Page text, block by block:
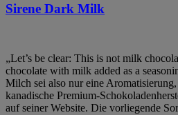
Sirene Dark Milk
„Let’s be clear: This is not milk
chocolate with milk added as a
Milch sei also nur eine
kanadische Premium-
auf seiner Website. Die vorliegende